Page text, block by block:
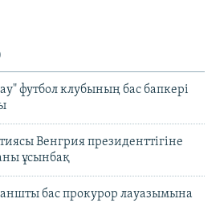
футбол клубының бас бапкері
Венгрия президенттігіне
ұсынбақ
бас прокурор лауазымына